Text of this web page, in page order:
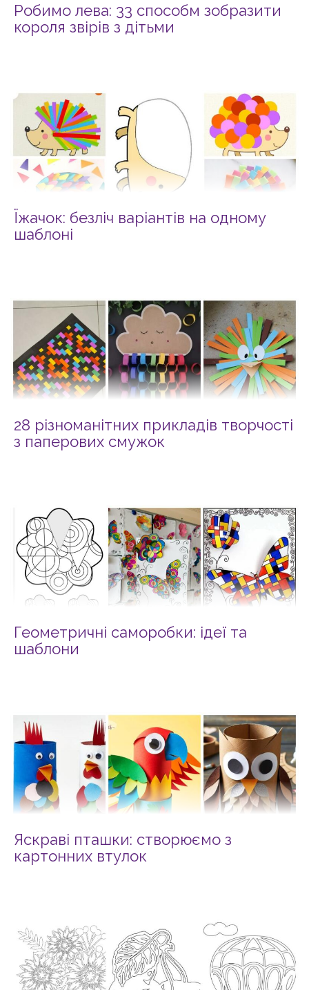
Робимо лева: 33 способм зобразити
короля звірів з дітьми
Їжачок: безліч варіантів на одному
шаблоні
28 різноманітних прикладів творчості
з паперових смужок
Геометричні саморобки: ідеї та
шаблони
Яскраві пташки: створюємо з
картонних втулок